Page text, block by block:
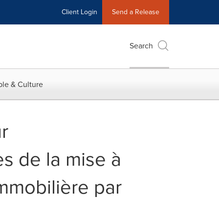
Client Login Send a Release
Search
& Culture
de la mise à
par